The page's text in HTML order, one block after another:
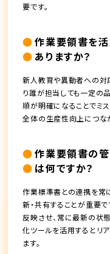
要です。
作業要領書を活
ありますか？
新人教育や異動者への対
り誰が担当しても一定の
順が明確になることでミ
全体の生産性向上につな
作業要領書の管
は何ですか？
作業標準書との連携を常
新・共有することが重要で
反映させ、常に最新の状
化ツールを活用するとリ
ます。